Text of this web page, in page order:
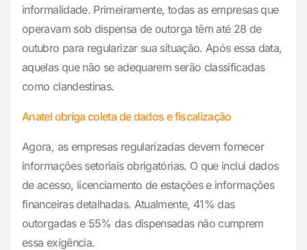
informalidade. Primeiramente, todas as empresas que
operavam sob dispensa de outorga têm até 28 de
outubro para regularizar sua situação. Após essa data,
aquelas que não se adequarem serão classificadas
como clandestinas.
Anatel obriga coleta de dados e fiscalização
Agora, as empresas regularizadas devem fornecer
informações setoriais obrigatórias. O que inclui dados
de acesso, licenciamento de estações e informações
financeiras detalhadas. Atualmente, 41% das
outorgadas e 55% das dispensadas não cumprem
essa exigência.